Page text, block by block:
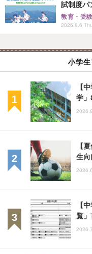
試制度パ
教育・受験
2026.8.6
小学
【
学
【
生向
【
覧」